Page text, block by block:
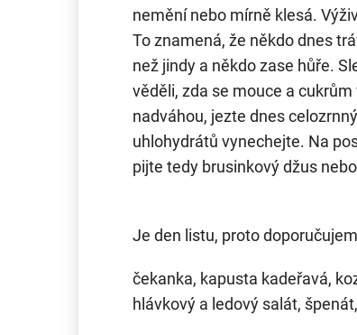
nemění nebo mírně klesá.
To znamená, že někdo dnes
než jindy a někdo zase hůře.
věděli, zda se mouce a
nadváhou, jezte dnes
uhlohydrátů vynechejte. Na
pijte tedy brusinkový džus
Je den listu, proto
čekanka, kapusta kadeřavá,
hlávkový a ledový salát,